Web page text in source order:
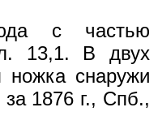
с частью
13,1. В двух
ножка снаружи
1876 г., Спб.,